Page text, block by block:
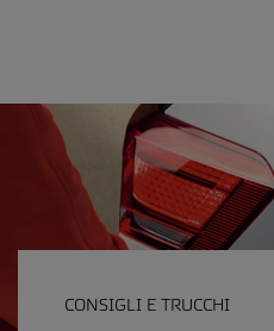
CONSIGLI E TRUCCHI